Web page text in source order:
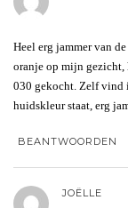
Heel erg jammer van
oranje op mijn gezicht,
030 gekocht. Zelf vind
huidskleur staat, erg
BEANTWOORDEN
JOËLLE